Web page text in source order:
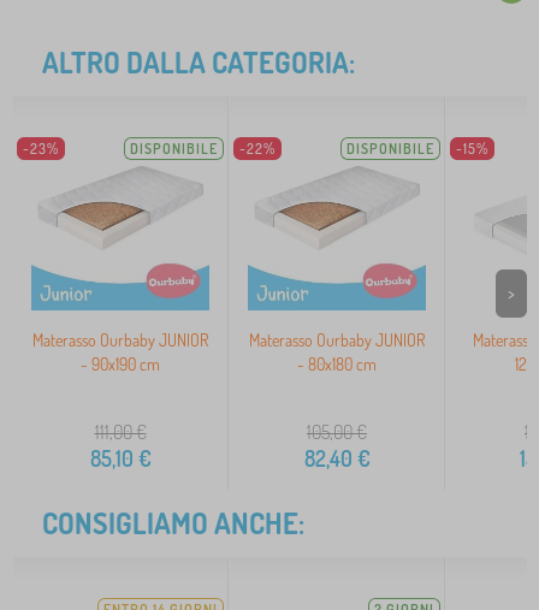
ALTRO DALLA CATEGORIA:
-23% DISPONIBILE
Materasso Ourbaby JUNIOR
- 90x190 cm
111,00€
85,10 €
-22% DISPONIBILE
Materasso Ourbaby JUNIOR
- 80x180 cm
105,00€
82,40 €
-15%
>
CONSIGLIAMO ANCHE: